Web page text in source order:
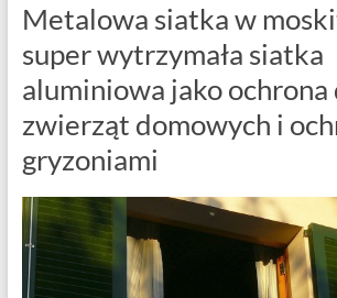
Metalowa siatka w
super wytrzymała siatka
aluminiowa jako ochrona
zwierząt domowych i
gryzoniami